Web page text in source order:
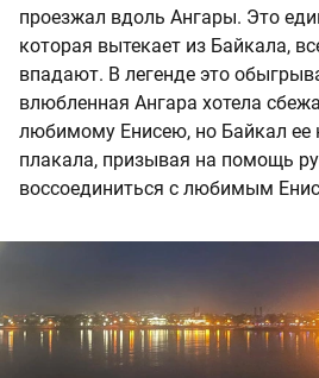
проезжал вдоль Ангары. Это
которая вытекает из Байкала,
впадают. В легенде это
влюбленная Ангара хотела
любимому Енисею, но Байкал ее
плакала, призывая на помощь
воссоединиться с любимым